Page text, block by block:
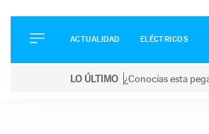
ELÉCTRICOS
CONDUCIR
ACTUALIDAD ELÉCTRICOS
LO ÚLTIMO ¿Conocías esta